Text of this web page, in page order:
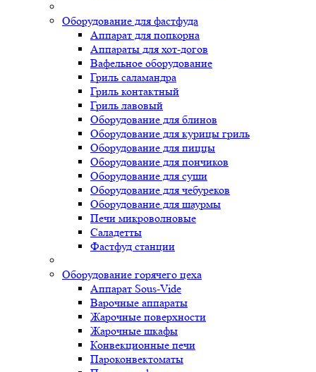
Оборудование для фастфуда
Аппарат для попкорна
Аппараты для хот-догов
Вафельное оборудование
Гриль саламандра
Гриль контактный
Гриль лавовый
Оборудование для блинов
Оборудование для курицы гриль
Оборудование для пиццы
Оборудование для пончиков
Оборудование для суши
Оборудование для чебуреков
Оборудование для шаурмы
Печи микроволновые
Саладетты
Фастфуд станции
Оборудование горячего цеха
Аппарат Sous-Vide
Варочные аппараты
Жарочные поверхности
Жарочные шкафы
Конвекционные печи
Пароконвектоматы